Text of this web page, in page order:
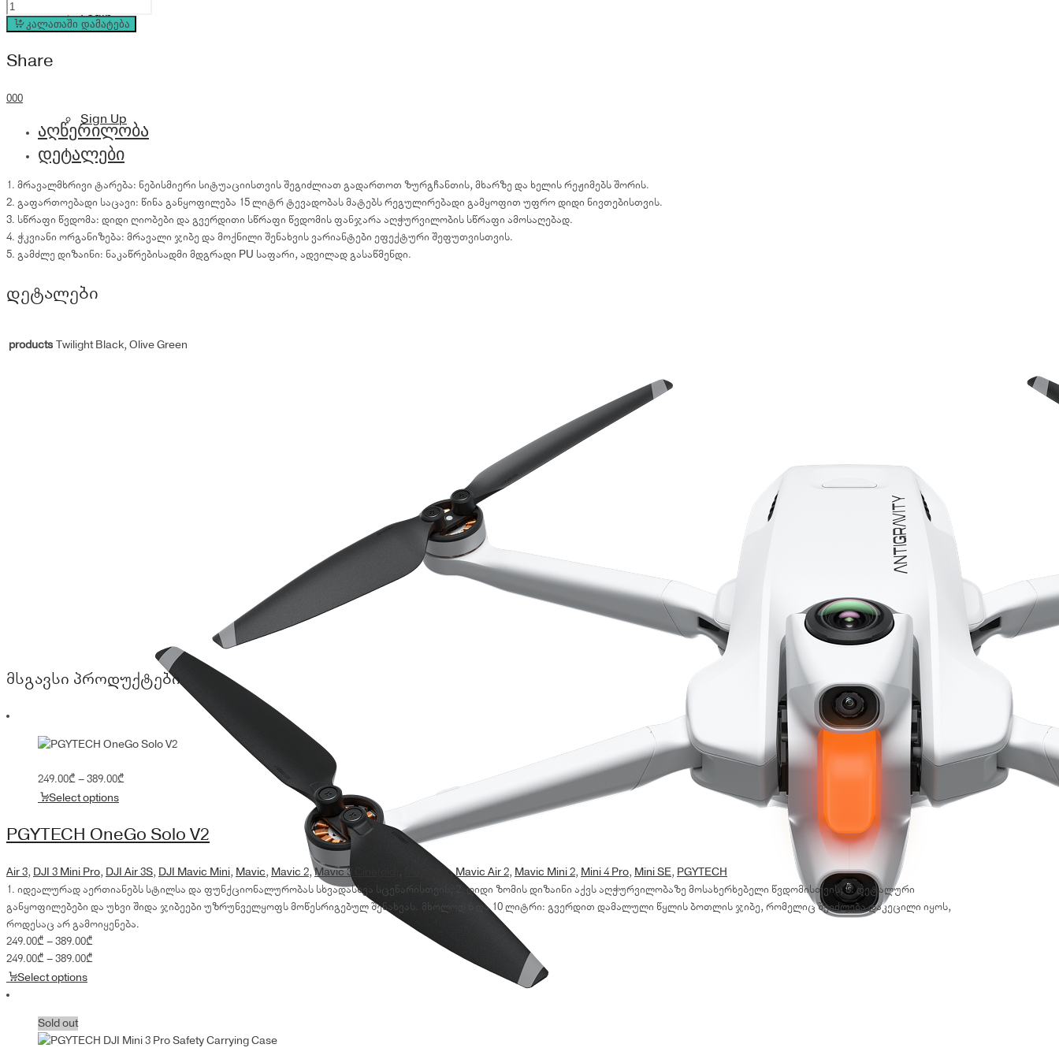
Login
Sign Up
PGYTECH
OneMo
Backpack
quantity
კალათაში დამატება
Share
000
აღწერილობა
დეტალები
1. მრავალმხრივი ტარება: ნებისმიერი სიტუაციისთვის შეგიძლიათ გადართოთ ზურგჩანთის, მხარზე და ხელის რეჟიმებს შორის.
2. გაფართოებადი საცავი: წინა განყოფილება 15 ლიტრ ტევადობას მატებს რეგულირებადი გამყოფით უფრო დიდი ნივთებისთვის.
3. სწრაფი წვდომა: დიდი ღიობები და გვერდითი სწრაფი წვდომის ფანჯარა აღჭურვილობის სწრაფი ამოსაღებად.
4. ჭკვიანი ორგანიზება: მრავალი ჯიბე და მოქნილი შენახვის ვარიანტები ეფექტური შეფუთვისთვის.
5. გამძლე დიზაინი: ნაკაწრებისადმი მდგრადი PU საფარი, ადვილად გასაწმენდი.
დეტალები
products Twilight Black, Olive Green
მსგავსი პროდუქტები
249.00₾–389.00₾Price
through
389.00₾
Select options
PGYTECH OneGo Solo V2
Air 3, DJI 3 Mini Pro, DJI Air 3S, DJI Mavic Mini, Mavic, Mavic 2,Mavic 3 Cine(old) , Mavic Air,Mavic Air 2, Mavic Mini 2, Mini 4 Pro, Mini SE, PGYTECH
1. იდეალურად აერთიანებს სტილსა და ფუნქციონალურობას სხვადასხვა სცენარისთვის; 2. დიდი ზომის დიზაინი აქვს აღჭურვილობაზე მოსახერხებელი წვდომისთვის; 3. დეტალური
განყოფილებები და უხვი შიდა ჯიბეები უზრუნველყოფს მოწესრიგებულ შენახვას. მხოლოდ 6 და 10 ლიტრი: გვერდით დამალული წყლის ბოთლის ჯიბე, რომელიც შეიძლება დაკეცილი იყოს,
როდესაც არ გამოიყენება.
249.00₾–389.00₾Price
range:
249.00₾–389.00₾Price
Select options
Sold out